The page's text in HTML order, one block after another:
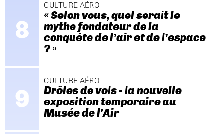
CULTURE AÉRO
« Selon vous, quel serait le
mythe fondateur de la
conquête de l’air et de l’espace
? »
CULTURE AÉRO
Drôles de vols - la nouvelle
exposition temporaire au
Musée de l'Air